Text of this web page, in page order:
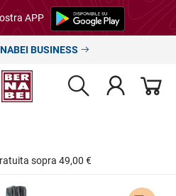
APP
BUSINESS
sopra 49,00 €